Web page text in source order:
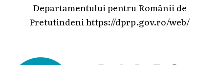
Departamentului pentru Românii de
Pretutindeni https://dprp.gov.ro/web/